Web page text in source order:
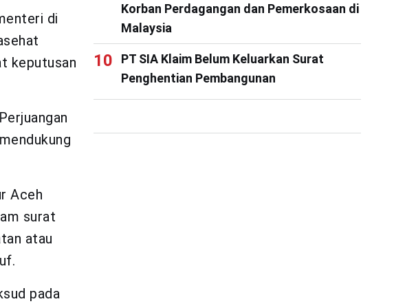
di
keputusan
Aceh
surat
atau
pada
Korban Perdagangan dan Pemerkosaan di
Malaysia
PT SIA Klaim Belum Keluarkan Surat
Penghentian Pembangunan